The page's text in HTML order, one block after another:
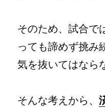
そのため、試合で
っても諦めず挑み
気を抜いてはなら
そんな考えから、